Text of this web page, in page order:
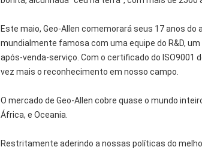
Este maio, Geo-Allen comemorará seus 17 anos
mundialmente famosa com uma equipe do R&D,
após-venda-serviço. Com o certificado do ISO9001
vez mais o reconhecimento em nosso campo.
O mercado de Geo-Allen cobre quase o mundo
África, e Oceania.
Restritamente aderindo a nossas políticas do